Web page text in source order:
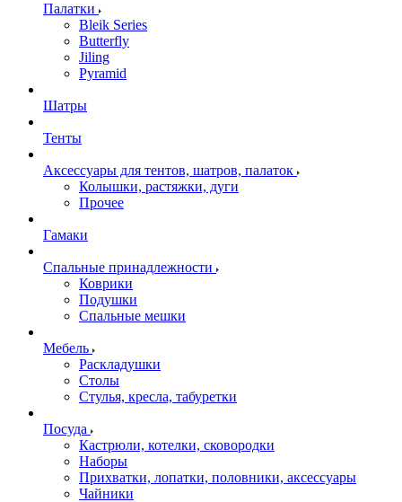
Палатки
Bleik Series
Butterfly
Jiling
Pyramid
Шатры
Тенты
Аксессуары для тентов, шатров, палаток
Колышки, растяжки, дуги
Прочее
Гамаки
Спальные принадлежности
Коврики
Подушки
Спальные мешки
Мебель
Раскладушки
Столы
Стулья, кресла, табуретки
Посуда
Кастрюли, котелки, сковородки
Наборы
Прихватки, лопатки, половники, аксессуары
Чайники